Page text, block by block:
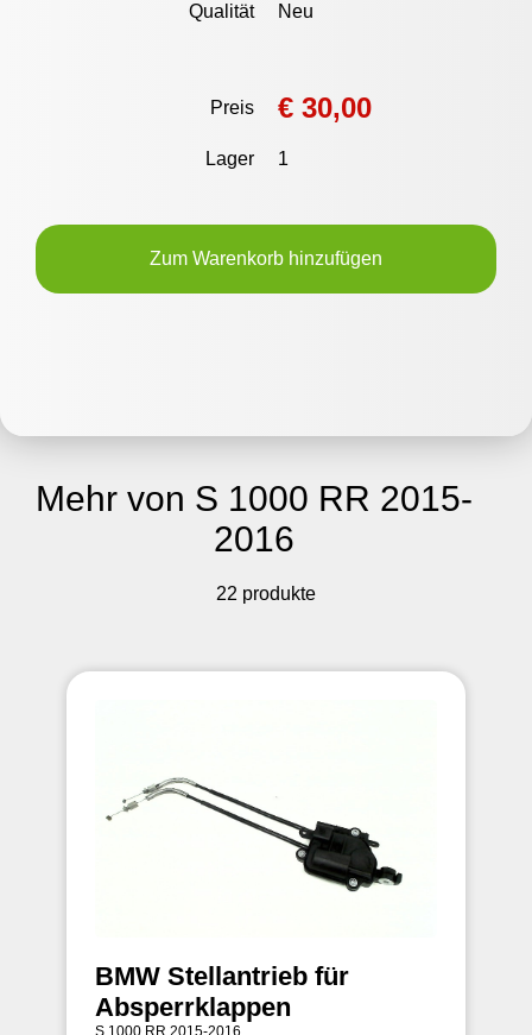
Qualität Neu
Preis € 30,00
Lager 1
Zum Warenkorb hinzufügen
Mehr von S 1000 RR 2015-
2016
22 produkte
BMW Stellantrieb für
Absperrklappen
S 1000 RR 2015-2016